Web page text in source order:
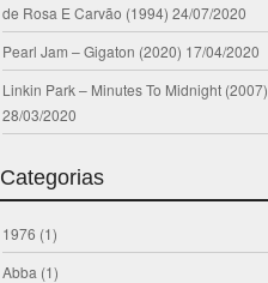
de Rosa E Carvão (1994) 24/07/2020
Pearl Jam – Gigaton (2020) 17/04/2020
Linkin Park – Minutes To Midnight (2007)
28/03/2020
Categorias
1976 (1)
Abba (1)